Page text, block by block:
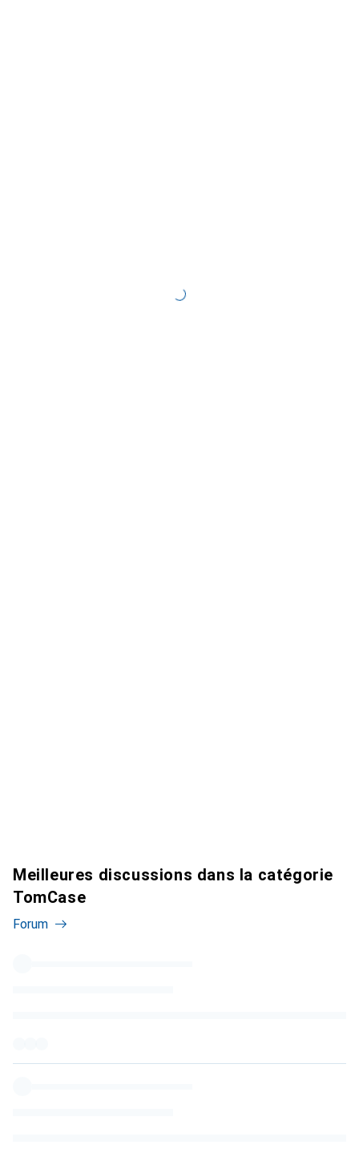
Meilleures discussions dans la catégorie
TomCase
Forum